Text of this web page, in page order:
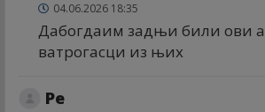
04.06.2026 18:35
Дабогдаим задњи били ови
ватрогасци из њих
Ре